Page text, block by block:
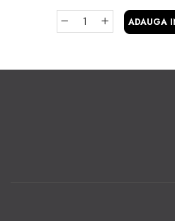
ADAUGA